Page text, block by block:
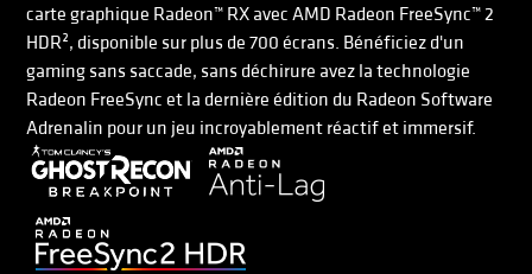
carte graphique Radeon™ RX avec AMD Radeon FreeSync™ 2
HDR², disponible sur plus de 700 écrans. Bénéficiez d'un
gaming sans saccade, sans déchirure avez la technologie
Radeon FreeSync et la dernière édition du Radeon Software
Adrenalin pour un jeu incroyablement réactif et immersif.